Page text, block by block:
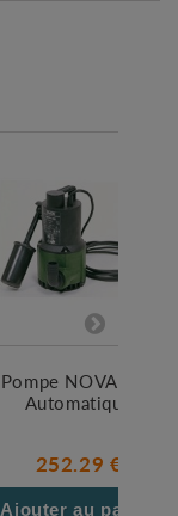
Pompe NOVA 300
Automatique
252.29 €
Ajouter au panier